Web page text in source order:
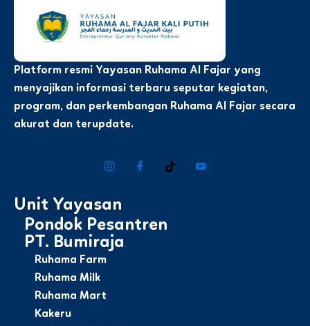
Platform resmi Yayasan Ruhama Al Fajar yang
menyajikan informasi terbaru seputar kegiatan,
program, dan perkembangan Ruhama Al Fajar secara
akurat dan terupdate.
Unit Yayasan
Pondok Pesantren
PT. Bumiraja
Ruhama Farm
Ruhama Milk
Ruhama Mart
Kakeru